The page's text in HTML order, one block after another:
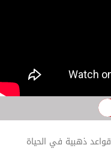
قواعد ذهبية في الحياة